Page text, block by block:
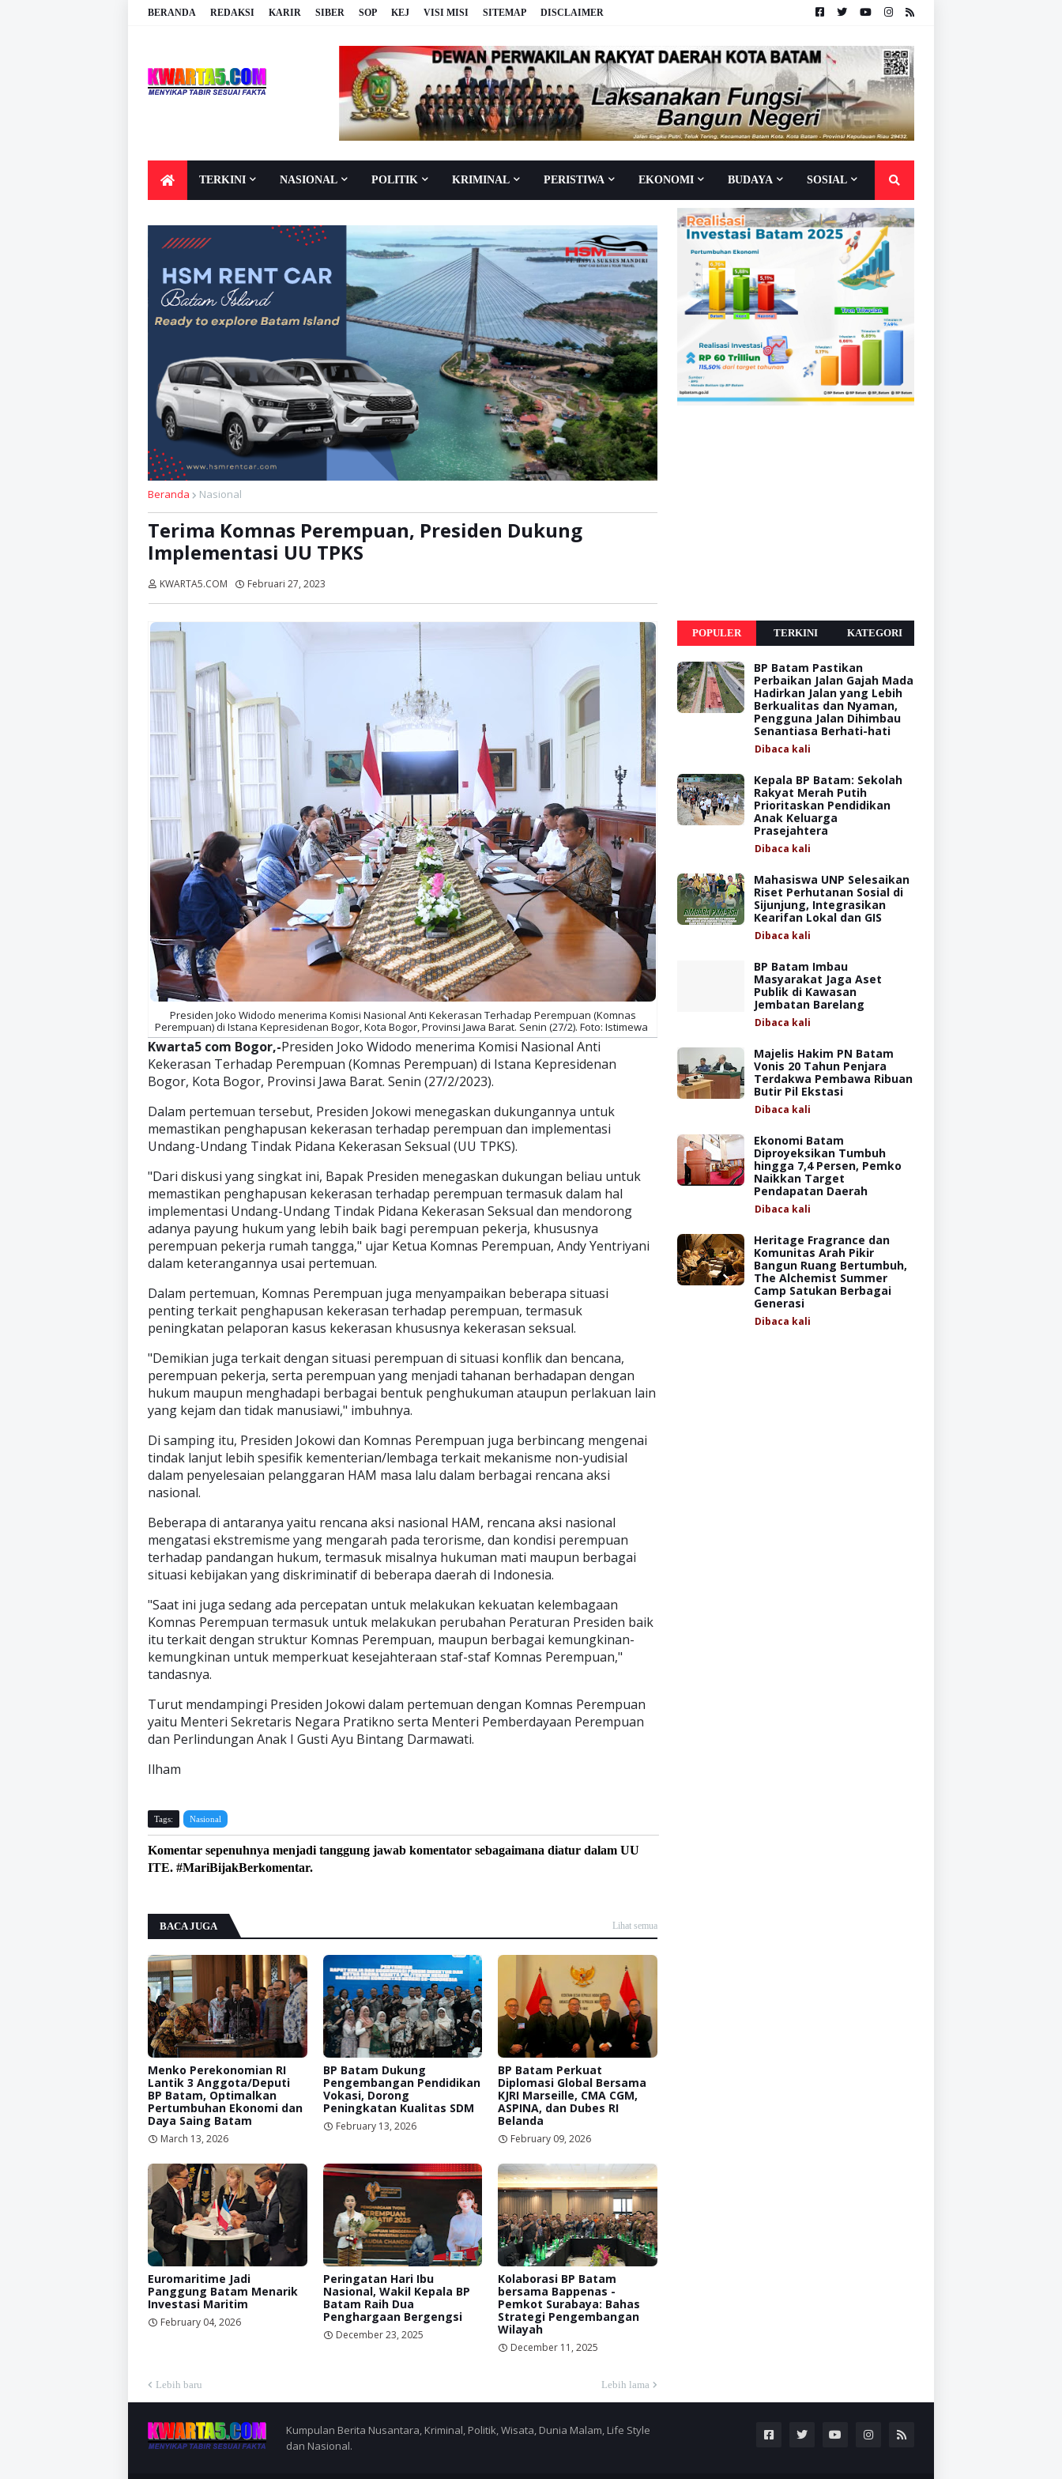
BERANDA REDAKSI KARIR SIBER SOP KEJ VISI MISI SITEMAP DISCLAIMER
TERKINI NASIONAL POLITIK KRIMINAL PERISTIWA EKONOMI BUDAYA SOSIAL
Beranda Nasional
Terima Komnas Perempuan, Presiden Dukung
Implementasi UU TPKS
KWARTA5.COM Februari 27, 2023
Presiden Joko Widodo menerima Komisi Nasional Anti Kekerasan Terhadap Perempuan (Komnas
Perempuan) di Istana Kepresidenan Bogor, Kota Bogor, Provinsi Jawa Barat. Senin (27/2). Foto: Istimewa
Kwarta5 com Bogor,-Presiden Joko Widodo menerima Komisi Nasional Anti
Kekerasan Terhadap Perempuan (Komnas Perempuan) di Istana Kepresidenan
Bogor, Kota Bogor, Provinsi Jawa Barat. Senin (27/2/2023).
Dalam pertemuan tersebut, Presiden Jokowi menegaskan dukungannya untuk
memastikan penghapusan kekerasan terhadap perempuan dan implementasi
Undang-Undang Tindak Pidana Kekerasan Seksual (UU TPKS).
"Dari diskusi yang singkat ini, Bapak Presiden menegaskan dukungan beliau untuk
memastikan penghapusan kekerasan terhadap perempuan termasuk dalam hal
implementasi Undang-Undang Tindak Pidana Kekerasan Seksual dan mendorong
adanya payung hukum yang lebih baik bagi perempuan pekerja, khususnya
perempuan pekerja rumah tangga," ujar Ketua Komnas Perempuan, Andy Yentriyani
dalam keterangannya usai pertemuan.
Dalam pertemuan, Komnas Perempuan juga menyampaikan beberapa situasi
penting terkait penghapusan kekerasan terhadap perempuan, termasuk
peningkatan pelaporan kasus kekerasan khususnya kekerasan seksual.
"Demikian juga terkait dengan situasi perempuan di situasi konflik dan bencana,
perempuan pekerja, serta perempuan yang menjadi tahanan berhadapan dengan
hukum maupun menghadapi berbagai bentuk penghukuman ataupun perlakuan lain
yang kejam dan tidak manusiawi," imbuhnya.
Di samping itu, Presiden Jokowi dan Komnas Perempuan juga berbincang mengenai
tindak lanjut lebih spesifik kementerian/lembaga terkait mekanisme non-yudisial
dalam penyelesaian pelanggaran HAM masa lalu dalam berbagai rencana aksi
nasional.
Beberapa di antaranya yaitu rencana aksi nasional HAM, rencana aksi nasional
mengatasi ekstremisme yang mengarah pada terorisme, dan kondisi perempuan
terhadap pandangan hukum, termasuk misalnya hukuman mati maupun berbagai
situasi kebijakan yang diskriminatif di beberapa daerah di Indonesia.
"Saat ini juga sedang ada percepatan untuk melakukan kekuatan kelembagaan
Komnas Perempuan termasuk untuk melakukan perubahan Peraturan Presiden baik
itu terkait dengan struktur Komnas Perempuan, maupun berbagai kemungkinan-
kemungkinan untuk memperkuat kesejahteraan staf-staf Komnas Perempuan,"
tandasnya.
Turut mendampingi Presiden Jokowi dalam pertemuan dengan Komnas Perempuan
yaitu Menteri Sekretaris Negara Pratikno serta Menteri Pemberdayaan Perempuan
dan Perlindungan Anak I Gusti Ayu Bintang Darmawati.
Ilham
Tags: Nasional
Komentar sepenuhnya menjadi tanggung jawab komentator sebagaimana diatur dalam UU
ITE. #MariBijakBerkomentar.
BACA JUGA Lihat semua
Menko Perekonomian RI
Lantik 3 Anggota/Deputi
BP Batam, Optimalkan
Pertumbuhan Ekonomi dan
Daya Saing Batam
March 13, 2026
BP Batam Dukung
Pengembangan Pendidikan
Vokasi, Dorong
Peningkatan Kualitas SDM
February 13, 2026
BP Batam Perkuat
Diplomasi Global Bersama
KJRI Marseille, CMA CGM,
ASPINA, dan Dubes RI
Belanda
February 09, 2026
Euromaritime Jadi
Panggung Batam Menarik
Investasi Maritim
February 04, 2026
Peringatan Hari Ibu
Nasional, Wakil Kepala BP
Batam Raih Dua
Penghargaan Bergengsi
December 23, 2025
Kolaborasi BP Batam
bersama Bappenas -
Pemkot Surabaya: Bahas
Strategi Pengembangan
Wilayah
December 11, 2025
Lebih baru Lebih lama
POPULER TERKINI KATEGORI
BP Batam Pastikan
Perbaikan Jalan Gajah Mada
Hadirkan Jalan yang Lebih
Berkualitas dan Nyaman,
Pengguna Jalan Dihimbau
Senantiasa Berhati-hati
Dibaca kali
Kepala BP Batam: Sekolah
Rakyat Merah Putih
Prioritaskan Pendidikan
Anak Keluarga
Prasejahtera
Dibaca kali
Mahasiswa UNP Selesaikan
Riset Perhutanan Sosial di
Sijunjung, Integrasikan
Kearifan Lokal dan GIS
Dibaca kali
BP Batam Imbau
Masyarakat Jaga Aset
Publik di Kawasan
Jembatan Barelang
Dibaca kali
Majelis Hakim PN Batam
Vonis 20 Tahun Penjara
Terdakwa Pembawa Ribuan
Butir Pil Ekstasi
Dibaca kali
Ekonomi Batam
Diproyeksikan Tumbuh
hingga 7,4 Persen, Pemko
Naikkan Target
Pendapatan Daerah
Dibaca kali
Heritage Fragrance dan
Komunitas Arah Pikir
Bangun Ruang Bertumbuh,
The Alchemist Summer
Camp Satukan Berbagai
Generasi
Dibaca kali
Kumpulan Berita Nusantara, Kriminal, Politik, Wisata, Dunia Malam, Life Style
dan Nasional.